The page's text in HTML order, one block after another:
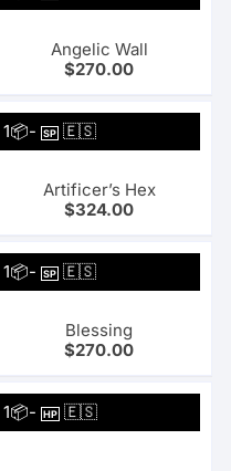
Angelic Wall
$270.00
1📦-SP 🇪🇸
Artificer’s Hex
$324.00
1📦-SP 🇪🇸
Blessing
$270.00
1📦-HP 🇪🇸